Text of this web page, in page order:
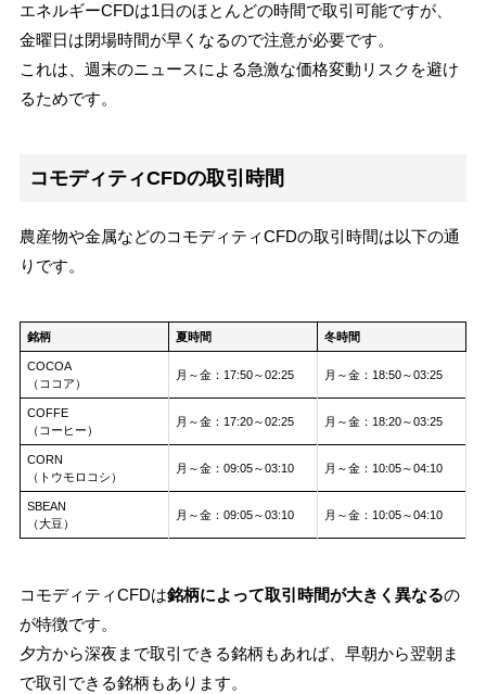
エネルギーCFDは1日のほとんどの時間で取引可能ですが、
金曜日は閉場時間が早くなるので注意が必要です。
これは、週末のニュースによる急激な価格変動リスクを避け
るためです。
コモディティCFDの取引時間
農産物や金属などのコモディティCFDの取引時間は以下の通
りです。
銘柄 夏時間 冬時間
COCOA
（ココア）
月～金：17:50～02:25 月～金：18:50～03:25
COFFE
（コーヒー）
月～金：17:20～02:25 月～金：18:20～03:25
CORN
（トウモロコシ）
月～金：09:05～03:10 月～金：10:05～04:10
SBEAN
（大豆）
月～金：09:05～03:10 月～金：10:05～04:10
コモディティCFDは銘柄によって取引時間が大きく異なるの
が特徴です。
夕方から深夜まで取引できる銘柄もあれば、早朝から翌朝ま
で取引できる銘柄もあります。